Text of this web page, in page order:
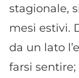
stagionale,
mesi estivi.
da un lato
farsi